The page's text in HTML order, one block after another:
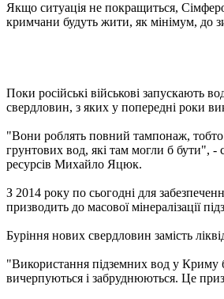
Якщо ситуація не покращиться,
кримчани будуть жити, як мінімум, до
Поки російські військові запускають
свердловин, з яких у попередні роки
"Вони роблять повний тампонаж, тобто
грунтових вод, які там могли б бути", -
ресурсів Михайло Яцюк.
З 2014 року по сьогодні для
призводить до масової мінералізації
Буріння нових свердловин замість
"Використання підземних вод у Криму
вичерпуються і забруднюються. Це